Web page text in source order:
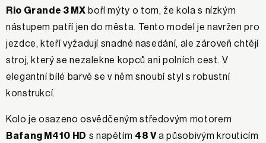
Rio Grande 3 MX boří mýty o tom, že kola s nízkým
nástupem patří jen do města. Tento model je navržen pro
jezdce, kteří vyžadují snadné nasedání, ale zároveň chtějí
stroj, který se nezalekne kopců ani polních cest. V
elegantní bílé barvě se v něm snoubí styl s robustní
konstrukcí.
Kolo je osazeno osvědčeným středovým motorem
Bafang M410 HD s napětím 48 V a působivým krouticím